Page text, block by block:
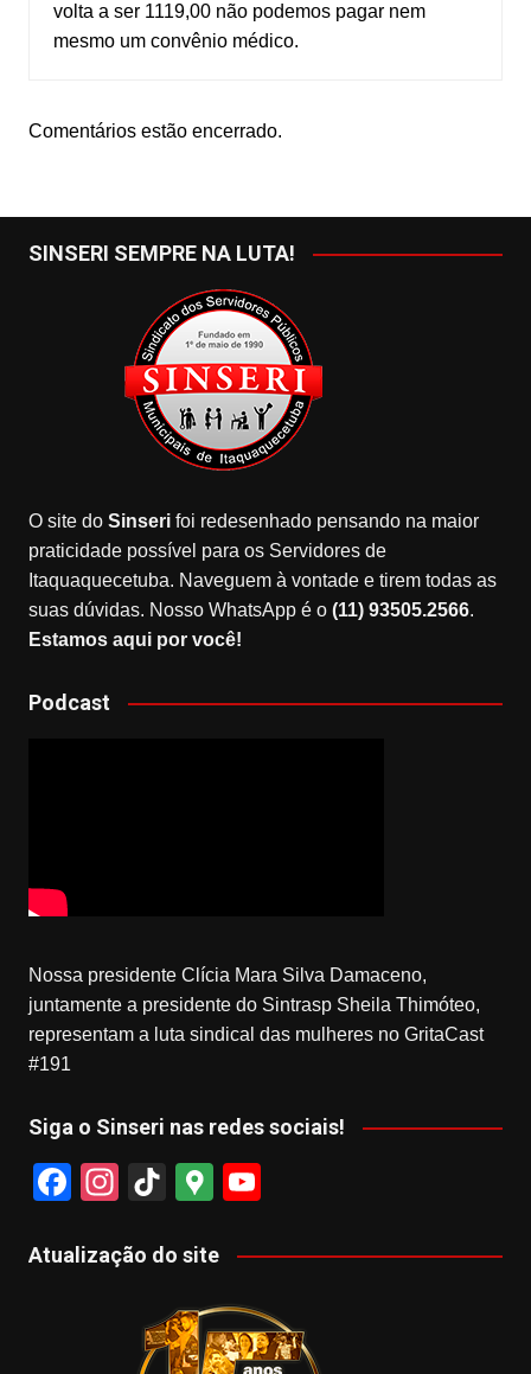
volta a ser 1119,00 não podemos pagar nem
mesmo um convênio médico.
Comentários estão encerrado.
SINSERI SEMPRE NA LUTA!
O site do Sinserifoi redesenhado pensando na maior
praticidade possível para os Servidores de
Itaquaquecetuba. Naveguem à vontade e tirem todas as
suas dúvidas. Nosso WhatsApp é o (11) 93505.2566.
Estamos aqui por você!
Podcast
Nossa presidente Clícia Mara Silva Damaceno,
juntamente a presidente do Sintrasp Sheila Thimóteo,
representam a luta sindical das mulheres no GritaCast
#191
Siga o Sinseri nas redes sociais!
F
c
In
a
Ti
T
k
G
o
gl
e
u
u
Atualização do site